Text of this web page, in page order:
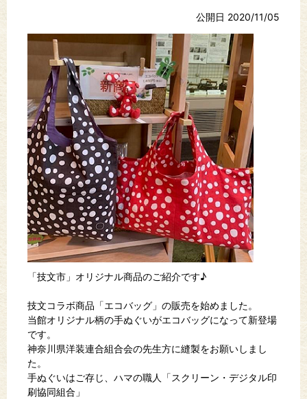
公開日 2020/11/05
「技文市」オリジナル商品のご紹介です♪
技文コラボ商品「エコバッグ」の販売を始めました。
当館オリジナル柄の手ぬぐいがエコバッグになって新登場
です。
神奈川県洋装連合組合会の先生方に縫製をお願いしまし
た。
手ぬぐいはご存じ、ハマの職人「スクリーン・デジタル印
刷協同組合」